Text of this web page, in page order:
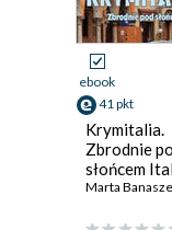
ebook
41 pkt
Krymitalia.
Zbrodnie
słońcem
Marta